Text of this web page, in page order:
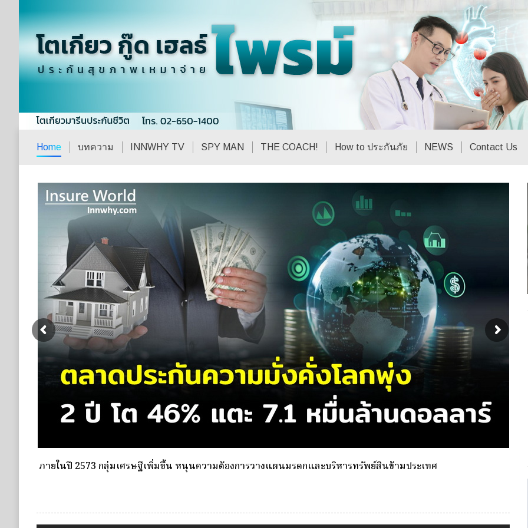
Home บทความ INNWHY TV SPY MAN THE COACH! How to ประกันภัย NEWS Contact Us
ดอกเบี้ยขาขึ้น หนุนความต้องการประกันชีวิตจ่ายเบี้ยครั้งเดียว(Single-Premium )พุ่ง ผู้บริโภคแห่ซื้อ Whole Life
ก
ป